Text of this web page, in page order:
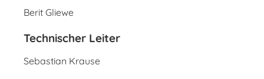
Berit Gliewe
Technischer Leiter
Sebastian Krause